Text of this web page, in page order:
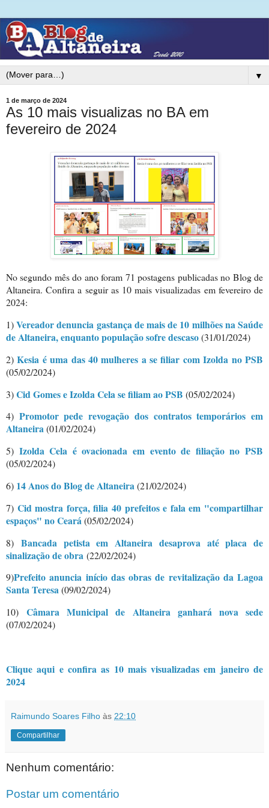
▼
1 de março de 2024
As 10 mais visualizas no BA em
fevereiro de 2024
No segundo mês do ano foram 71 postagens publicadas no Blog de
Altaneira. Confira a seguir as 10 mais visualizadas em fevereiro de
2024:
1)Vereador denuncia gastança de mais de 10 milhões na Saúde
de Altaneira, enquanto população sofre descaso(31/01/2024)
2)Kesia é uma das 40 mulheres a se filiar com Izolda no PSB
(05/02/2024)
3)Cid Gomes e Izolda Cela se filiam ao PSB (05/02/2024)
4) Promotor pede revogação dos contratos temporários em
Altaneira(01/02/2024)
5) Izolda Cela é ovacionada em evento de filiação no PSB
(05/02/2024)
6) 14 Anos do Blog de Altaneira(21/02/2024)
7) Cid mostra força, filia 40 prefeitos e fala em "compartilhar
espaços" no Ceará(05/02/2024)
8) Bancada petista em Altaneira desaprova até placa de
sinalização de obra (22/02/2024)
9)Prefeito anuncia início das obras de revitalização da Lagoa
Santa Teresa(09/02/2024)
10)Câmara Municipal de Altaneira ganhará nova sede
(07/02/2024)
Clique aqui e confira as 10 mais visualizadas em janeiro de
2024
Raimundo Soares Filho às 22:10
Compartilhar
Nenhum comentário:
Postar um comentário